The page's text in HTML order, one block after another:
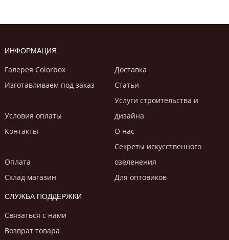
ИНФОРМАЦИЯ
Галерея Colorbox
Доставка
Изготавливаем под заказ
Статьи
Условия оплаты
Услуги строительствa и
дизайнa
Контакты
О нас
Оплата
Секреты искусственного
озеленения
Склад магазин
Для оптовиков
СЛУЖБА ПОДДЕРЖКИ
Связаться с нами
Возврат товара